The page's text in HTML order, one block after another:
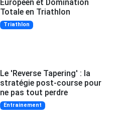
Européen et Domination
Totale en Triathlon
Triathlon
Le 'Reverse Tapering' : la
stratégie post-course pour
ne pas tout perdre
Entrainement